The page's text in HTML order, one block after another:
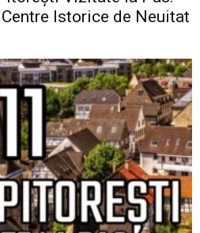
Istorice de Neuitat